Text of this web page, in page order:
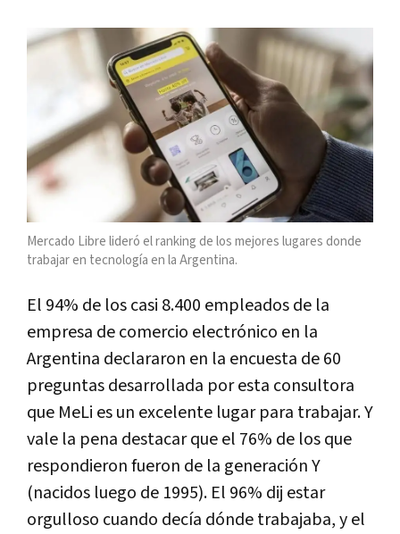
Mercado Libre lideró el ranking de los mejores lugares donde
trabajar en tecnología en la Argentina.
El 94% de los casi 8.400 empleados de la
empresa de comercio electrónico en la
Argentina declararon en la encuesta de 60
preguntas desarrollada por esta consultora
que MeLi es un excelente lugar para trabajar. Y
vale la pena destacar que el 76% de los que
respondieron fueron de la generación Y
(nacidos luego de 1995). El 96% dij estar
orgulloso cuando decía dónde trabajaba, y el